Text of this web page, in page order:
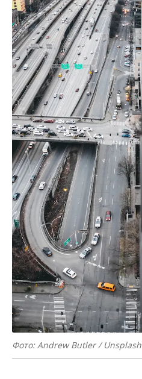
Фото: Andrew Butler / Unsplash